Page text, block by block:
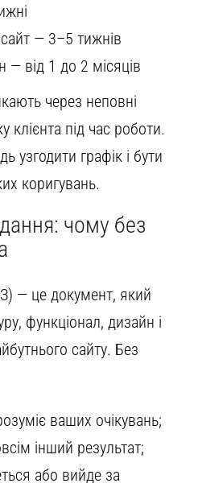
— 3–5 тижнів
— від 1 до 2 місяців
через неповні
клієнта під час роботи.
узгодити графік і бути
коригувань.
чому без
— це документ, який
функціонал, дизайн і
сайту. Без
ваших очікувань;
інший результат;
або вийде за